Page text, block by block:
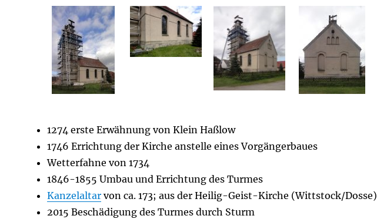
1274 erste Erwähnung von Klein Haßlow
1746 Errichtung der Kirche anstelle eines Vorgängerbaues
Wetterfahne von 1734
1846-1855 Umbau und Errichtung des Turmes
Kanzelaltar von ca. 173; aus der Heilig-Geist-Kirche (Wittstock/Dosse)
2015 Beschädigung des Turmes durch Sturm